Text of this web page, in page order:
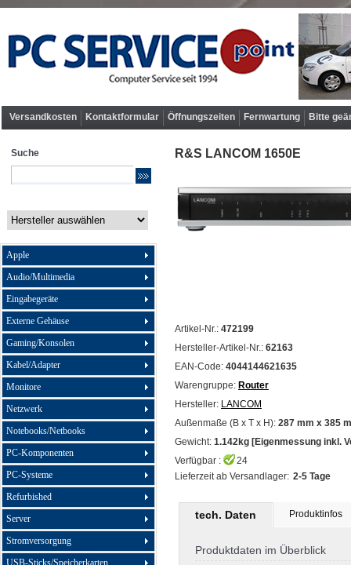
Versandkosten Kontaktformular Öffnungszeiten Fernwartung Bitte
Suche
Apple
Audio/Multimedia
Eingabegeräte
Externe Gehäuse
Gaming/Konsolen
Kabel/Adapter
Monitore
Netzwerk
Notebooks/Netbooks
PC-Komponenten
PC-Systeme
Refurbished
Server
Stromversorgung
USB-Sticks/Speicherkarten
R&S LANCOM 1650E
Artikel-Nr.: 472199
Hersteller-Artikel-Nr.: 62163
EAN-Code: 4044144621635
Warengruppe: Router
Hersteller: LANCOM
Außenmaße (B x T x H): 287 mm x 385
Gewicht: 1.142kg [Eigenmessung inkl.
Verfügbar :
24
Lieferzeit ab Versandlager: 2-5 Tage
tech. Daten Produktinfos
Produktdaten im Überblick